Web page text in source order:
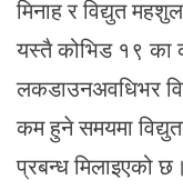
मिनाह र विद्युत
यस्तै कोभिड १९ का
लकडाउनअवधिभर
कम हुने समयमा
प्रबन्ध मिलाइएको छ।